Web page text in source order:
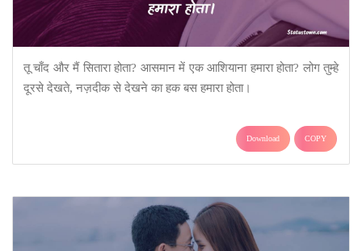
तू चाँद और मैं सितारा होता? आसमान में एक आशियाना हमारा होता? लोग तुम्हे
दूरसे देखते, नज़दीक से देखने का हक बस हमारा होता।
Download COPY